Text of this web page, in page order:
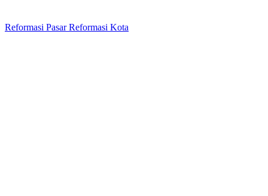
Reformasi Pasar Reformasi Kota